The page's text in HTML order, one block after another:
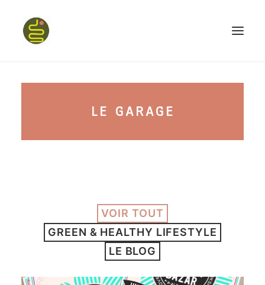
PROGRAMME HAPPY BELLY
CONFÉRENCES
podcast kinoa
LE GARAGE
VOIR TOUT
GREEN & HEALTHY LIFESTYLE
LE BLOG